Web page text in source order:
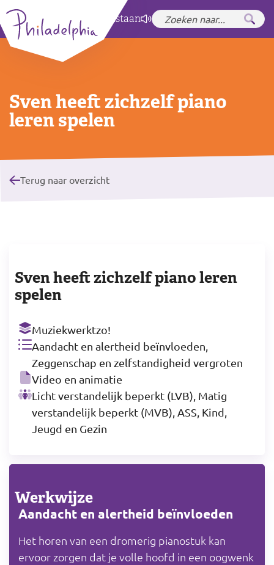
Zet hoog contrastaan
Sven heeft zichzelf piano
leren spelen
Terug naar overzicht
Sven heeft zichzelf piano leren
spelen
Muziekwerktzo!
Aandacht en alertheid beïnvloeden,
Zeggenschap en zelfstandigheid vergroten
Video en animatie
Licht verstandelijk beperkt (LVB), Matig
verstandelijk beperkt (MVB), ASS, Kind,
Jeugd en Gezin
Werkwijze
Aandacht en alertheid beïnvloeden
Het horen van een dromerig pianostuk kan
ervoor zorgen dat je volle hoofd in een oogwenk